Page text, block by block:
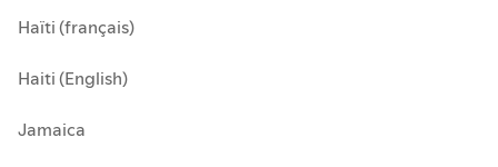
Haïti (français)
Haiti (English)
Jamaica